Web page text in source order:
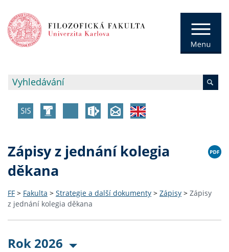
Zápisy z jednání kolegia
děkana
FF > Fakulta > Strategie a další dokumenty > Zápisy > Zápisy
z jednání kolegia děkana
Rok 2026